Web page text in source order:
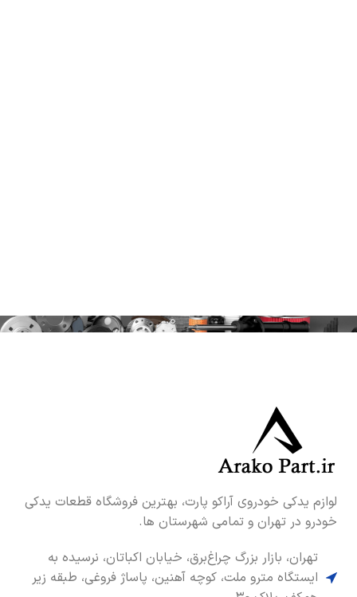
لوازم یدکی خودروی آراکو پارت، بهترین فروشگاه قطعات یدکی
خودرو در تهران و تمامی شهرستان ها.
تهران، بازار بزرگ چراغ‌برق، خیابان اکباتان، نرسیده به
ایستگاه مترو ملت، کوچه آهنین، پاساژ فروغی، طبقه زیر